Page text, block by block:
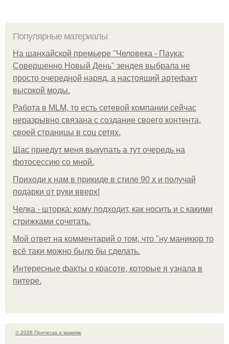
Популярные материалы
На шанхайской премьере "Человека - Паука:
Совершенно Новый День" зендея выбрала не
просто очередной наряд, а настоящий артефакт
высокой моды.
Работа в MLM, то есть сетевой компании сейчас
неразрывно связана с создание своего контента,
своей страницы в соц сетях.
Щас приедут меня выкупать а тут очередь на
фотосессию со мной.
Приходи к нам в прикиде в стиле 90 х и получай
подарки от руки вверх!
Челка - шторка: кому подходит, как носить и с какими
стрижками сочетать.
Мой ответ на комментарий о том, что "ну маникюр то
всё таки можно было бы сделать.
Интересные факты о красоте, которые я узнала в
питере.
© 2026 Прическа и макияж